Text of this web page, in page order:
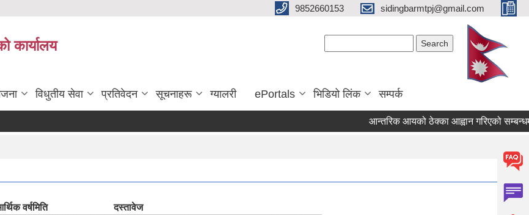
9852660153 sidingbarmtpj@gmail.com
कार्यालय
विधुतीय सेवा प्रतिवेदन सूचनाहरू ग्यालरी ePortals भिडियो लिंक सम्पर्क
आन्तरिक आयको ठेक्का आह्वान गरिएको
वर्षमिति दस्तावेज